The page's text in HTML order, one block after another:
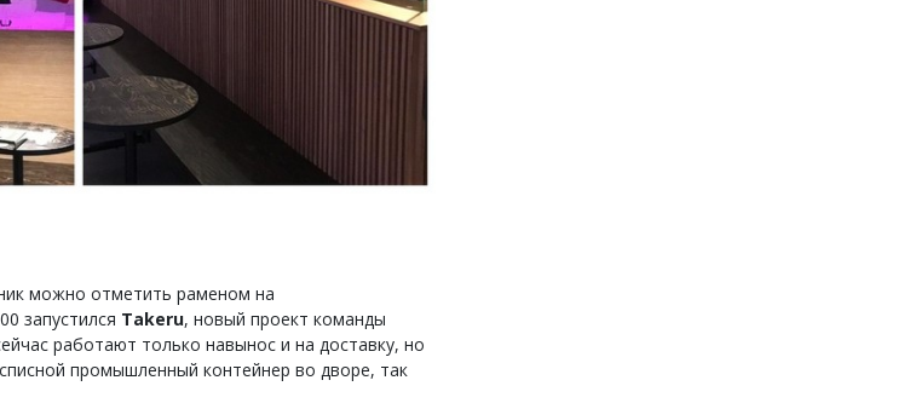
можно отметить раменом на
запустился Takeru, новый проект команды
работают только навынос и на доставку, но
промышленный контейнер во дворе, так